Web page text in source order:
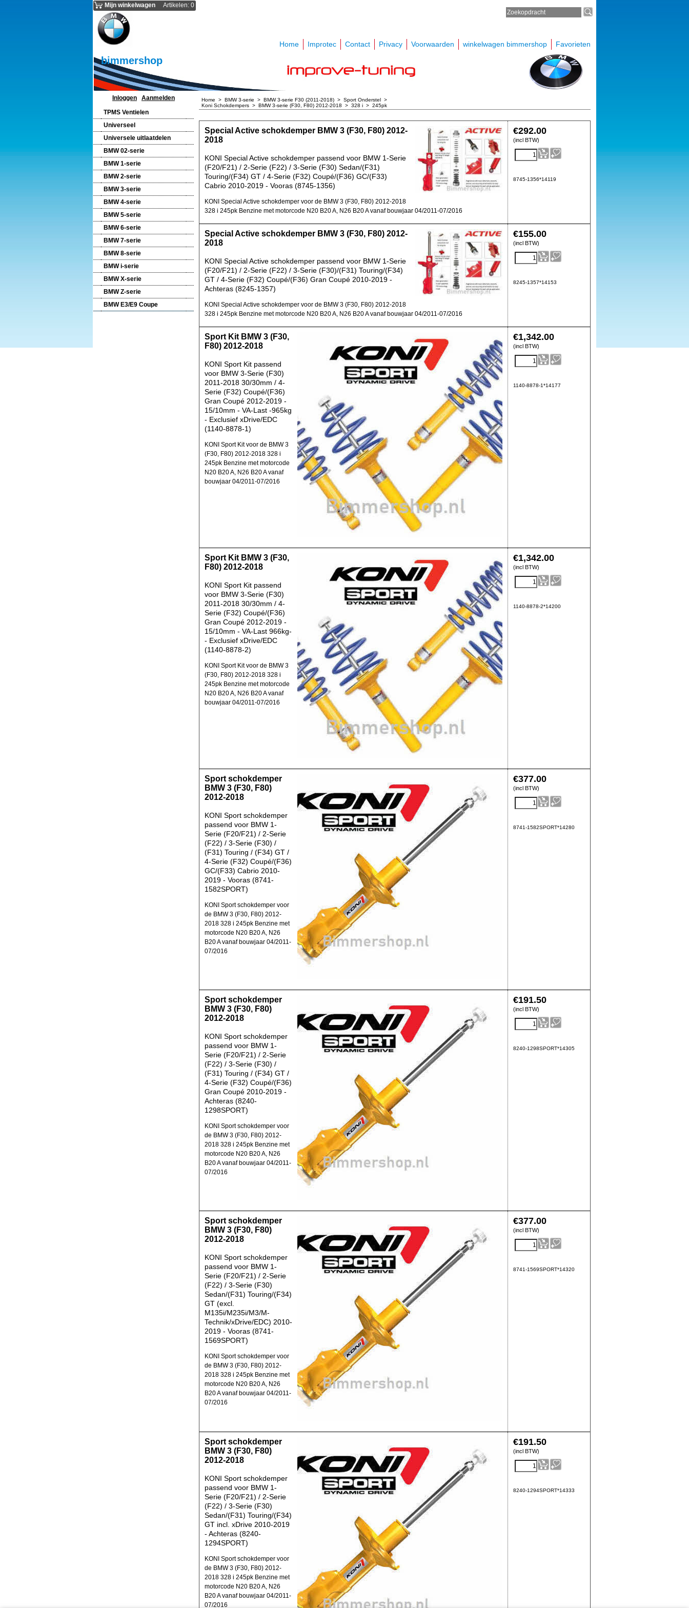
bimmershop
Mijn winkelwagen Artikelen: 0
Home Improtec Contact Privacy Voorwaarden winkelwagen bimmershop Favorieten
Inloggen
Aanmelden
TPMS Ventielen
Universeel
Universele uitlaatdelen
BMW 02-serie
BMW 1-serie
BMW 2-serie
BMW 3-serie
BMW 4-serie
BMW 5-serie
BMW 6-serie
BMW 7-serie
BMW 8-serie
BMW i-serie
BMW X-serie
BMW Z-serie
BMW E3/E9 Coupe
Home > BMW 3-serie > BMW 3-serie F30 (2011-2018) > Sport Onderstel >
Koni Schokdempers > BMW 3-serie (F30, F80) 2012-2018 > 328 i > 245pk
€292.00
(incl BTW)
8745-1356*14119
Special Active schokdemper BMW 3 (F30, F80) 2012-
2018
KONI Special Active schokdemper passend voor BMW 1-Serie
(F20/F21) / 2-Serie (F22) / 3-Serie (F30) Sedan/(F31)
Touring/(F34) GT / 4-Serie (F32) Coupé/(F36) GC/(F33)
Cabrio 2010-2019 - Vooras (8745-1356)
KONI Special Active schokdemper voor de BMW 3 (F30, F80) 2012-2018
328 i 245pk Benzine met motorcode N20 B20 A, N26 B20 A vanaf bouwjaar 04/2011-07/2016
€155.00
(incl BTW)
8245-1357*14153
Special Active schokdemper BMW 3 (F30, F80) 2012-
2018
KONI Special Active schokdemper passend voor BMW 1-Serie
(F20/F21) / 2-Serie (F22) / 3-Serie (F30)/(F31) Touring/(F34)
GT / 4-Serie (F32) Coupé/(F36) Gran Coupé 2010-2019 -
Achteras (8245-1357)
KONI Special Active schokdemper voor de BMW 3 (F30, F80) 2012-2018
328 i 245pk Benzine met motorcode N20 B20 A, N26 B20 A vanaf bouwjaar 04/2011-07/2016
€1,342.00
(incl BTW)
1140-8878-1*14177
Sport Kit BMW 3 (F30,
F80) 2012-2018
KONI Sport Kit passend
voor BMW 3-Serie (F30)
2011-2018 30/30mm / 4-
Serie (F32) Coupé/(F36)
Gran Coupé 2012-2019 -
15/10mm - VA-Last -965kg
- Exclusief xDrive/EDC
(1140-8878-1)
KONI Sport Kit voor de BMW 3
(F30, F80) 2012-2018 328 i
245pk Benzine met motorcode
N20 B20 A, N26 B20 A vanaf
bouwjaar 04/2011-07/2016
€1,342.00
(incl BTW)
1140-8878-2*14200
Sport Kit BMW 3 (F30,
F80) 2012-2018
KONI Sport Kit passend
voor BMW 3-Serie (F30)
2011-2018 30/30mm / 4-
Serie (F32) Coupé/(F36)
Gran Coupé 2012-2019 -
15/10mm - VA-Last 966kg-
- Exclusief xDrive/EDC
(1140-8878-2)
KONI Sport Kit voor de BMW 3
(F30, F80) 2012-2018 328 i
245pk Benzine met motorcode
N20 B20 A, N26 B20 A vanaf
bouwjaar 04/2011-07/2016
€377.00
(incl BTW)
8741-1582SPORT*14280
Sport schokdemper
BMW 3 (F30, F80)
2012-2018
KONI Sport schokdemper
passend voor BMW 1-
Serie (F20/F21) / 2-Serie
(F22) / 3-Serie (F30) /
(F31) Touring / (F34) GT /
4-Serie (F32) Coupé/(F36)
GC/(F33) Cabrio 2010-
2019 - Vooras (8741-
1582SPORT)
KONI Sport schokdemper voor
de BMW 3 (F30, F80) 2012-
2018 328 i 245pk Benzine met
motorcode N20 B20 A, N26
B20 A vanaf bouwjaar 04/2011-
07/2016
€191.50
(incl BTW)
8240-1298SPORT*14305
Sport schokdemper
BMW 3 (F30, F80)
2012-2018
KONI Sport schokdemper
passend voor BMW 1-
Serie (F20/F21) / 2-Serie
(F22) / 3-Serie (F30) /
(F31) Touring / (F34) GT /
4-Serie (F32) Coupé/(F36)
Gran Coupé 2010-2019 -
Achteras (8240-
1298SPORT)
KONI Sport schokdemper voor
de BMW 3 (F30, F80) 2012-
2018 328 i 245pk Benzine met
motorcode N20 B20 A, N26
B20 A vanaf bouwjaar 04/2011-
07/2016
€377.00
(incl BTW)
8741-1569SPORT*14320
Sport schokdemper
BMW 3 (F30, F80)
2012-2018
KONI Sport schokdemper
passend voor BMW 1-
Serie (F20/F21) / 2-Serie
(F22) / 3-Serie (F30)
Sedan/(F31) Touring/(F34)
GT (excl.
M135i/M235i/M3/M-
Technik/xDrive/EDC) 2010-
2019 - Vooras (8741-
1569SPORT)
KONI Sport schokdemper voor
de BMW 3 (F30, F80) 2012-
2018 328 i 245pk Benzine met
motorcode N20 B20 A, N26
B20 A vanaf bouwjaar 04/2011-
07/2016
€191.50
(incl BTW)
8240-1294SPORT*14333
Sport schokdemper
BMW 3 (F30, F80)
2012-2018
KONI Sport schokdemper
passend voor BMW 1-
Serie (F20/F21) / 2-Serie
(F22) / 3-Serie (F30)
Sedan/(F31) Touring/(F34)
GT incl. xDrive 2010-2019
- Achteras (8240-
1294SPORT)
KONI Sport schokdemper voor
de BMW 3 (F30, F80) 2012-
2018 328 i 245pk Benzine met
motorcode N20 B20 A, N26
B20 A vanaf bouwjaar 04/2011-
07/2016